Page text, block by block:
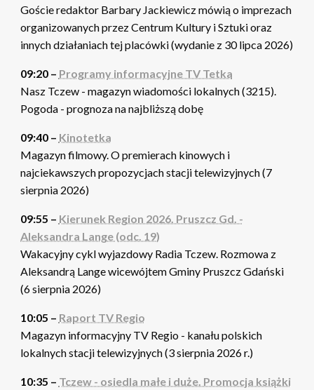
Goście redaktor Barbary Jackiewicz mówią o imprezach
organizowanych przez Centrum Kultury i Sztuki oraz
innych działaniach tej placówki (wydanie z 30 lipca 2026)
09:20 – Programy informacyjne TV Tetka
Nasz Tczew - magazyn wiadomości lokalnych (3215).
Pogoda - prognoza na najbliższą dobę
09:40 – Kinotetka
Magazyn filmowy. O premierach kinowych i
najciekawszych propozycjach stacji telewizyjnych (7
sierpnia 2026)
09:55 – Kierunek Region 2026. Pruszcz Gd. -
Aleksandra Lange (odc. 19)
Wakacyjny cykl wyjazdowy Radia Tczew. Rozmowa z
Aleksandrą Lange wicewójtem Gminy Pruszcz Gdański
(6 sierpnia 2026)
10:05 – Raport TV Regio
Magazyn informacyjny TV Regio - kanału polskich
lokalnych stacji telewizyjnych (3 sierpnia 2026 r.)
10:35 – Tczew - osiedla małe i duże. Promocja książki